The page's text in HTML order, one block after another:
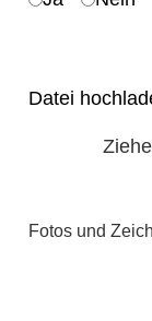
Datei
Fotos und